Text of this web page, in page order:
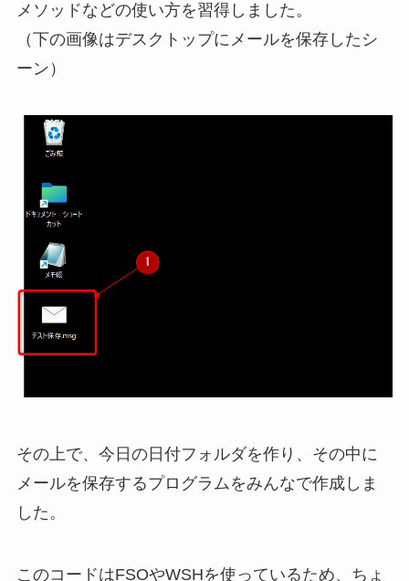
メソッドなどの使い方を習得しました。
（下の画像はデスクトップにメールを保存したシ
ーン）
その上で、今日の日付フォルダを作り、その中に
メールを保存するプログラムをみんなで作成しま
した。
このコードはFSOやWSHを使っているため、ちょ